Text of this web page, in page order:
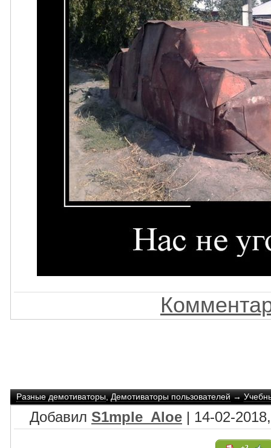
Разные демотиваторы,Демотиваторы пользователей→
Добавил S1mple_Aloe | 14-02-